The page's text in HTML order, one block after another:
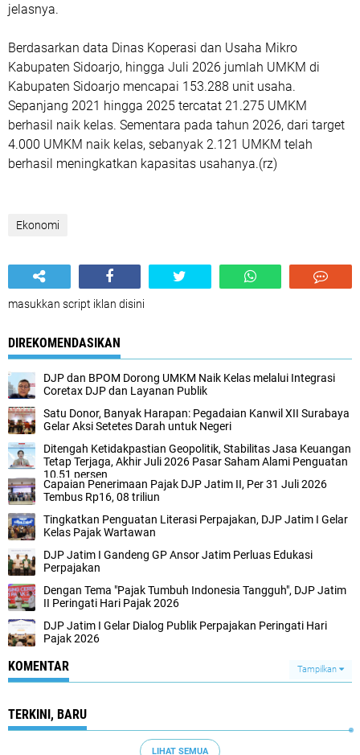
jelasnya.
Berdasarkan data Dinas Koperasi dan Usaha Mikro
Kabupaten Sidoarjo, hingga Juli 2026 jumlah UMKM di
Kabupaten Sidoarjo mencapai 153.288 unit usaha.
Sepanjang 2021 hingga 2025 tercatat 21.275 UMKM
berhasil naik kelas. Sementara pada tahun 2026, dari target
4.000 UMKM naik kelas, sebanyak 2.121 UMKM telah
berhasil meningkatkan kapasitas usahanya.(rz)
Ekonomi
masukkan script iklan disini
DIREKOMENDASIKAN
DJP dan BPOM Dorong UMKM Naik Kelas melalui Integrasi
Coretax DJP dan Layanan Publik
Satu Donor, Banyak Harapan: Pegadaian Kanwil XII Surabaya
Gelar Aksi Setetes Darah untuk Negeri
Ditengah Ketidakpastian Geopolitik, Stabilitas Jasa Keuangan
Tetap Terjaga, Akhir Juli 2026 Pasar Saham Alami Penguatan
10,51 persen
Capaian Penerimaan Pajak DJP Jatim II, Per 31 Juli 2026
Tembus Rp16, 08 triliun
Tingkatkan Penguatan Literasi Perpajakan, DJP Jatim I Gelar
Kelas Pajak Wartawan
DJP Jatim I Gandeng GP Ansor Jatim Perluas Edukasi
Perpajakan
Dengan Tema "Pajak Tumbuh Indonesia Tangguh", DJP Jatim
II Peringati Hari Pajak 2026
DJP Jatim I Gelar Dialog Publik Perpajakan Peringati Hari
Pajak 2026
KOMENTAR Tampilkan
TERKINI, BARU
LIHAT SEMUA